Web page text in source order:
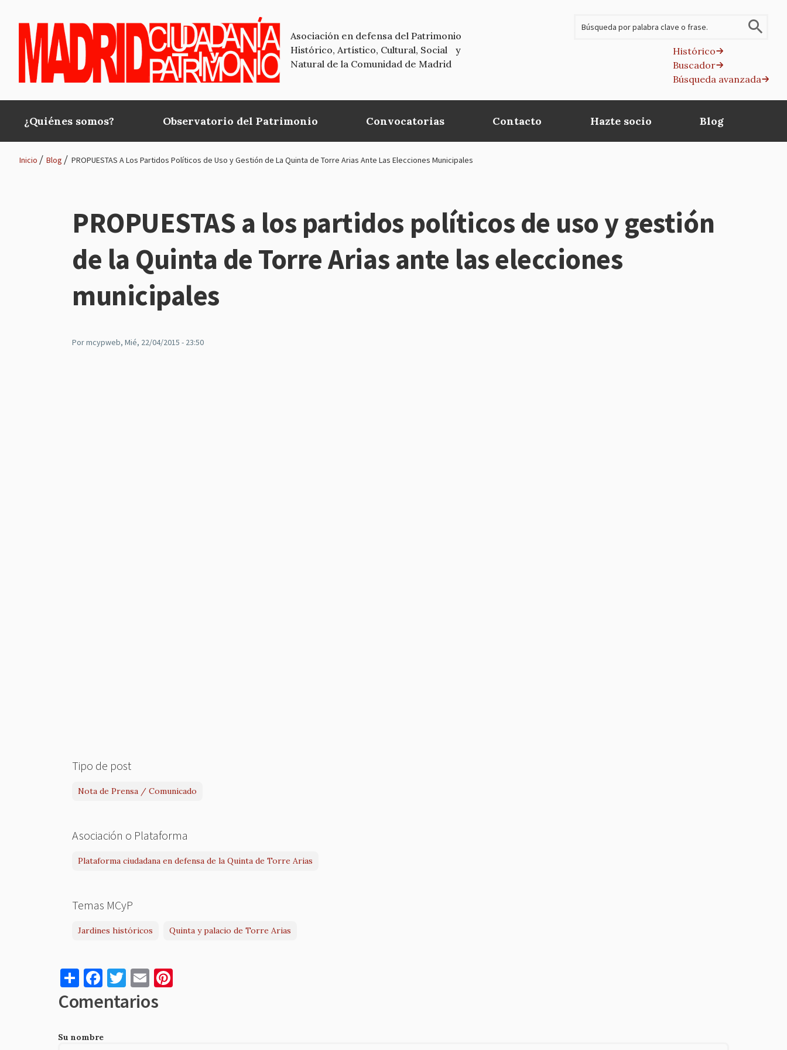
Asociación en defensa del Patrimonio
Histórico, Artístico, Cultural, Social y
Natural de la Comunidad de Madrid
Histórico
Buscador
Búsqueda avanzada
Main
navigation
¿Quiénes somos? Observatorio del Patrimonio Convocatorias Contacto Hazte socio Blog
navegación
Inicio Blog PROPUESTAS A Los Partidos Políticos de Uso y Gestión de La Quinta de Torre Arias Ante Las Elecciones Municipales
PROPUESTAS a los partidos políticos de uso y gestión
de la Quinta de Torre Arias ante las elecciones
municipales
Pormcypweb, Mié, 22/04/2015 - 23:50
Tipo de post
Nota de Prensa / Comunicado
Asociación o Plataforma
Plataforma ciudadana en defensa de la Quinta de Torre Arias
Temas MCyP
Jardines históricos Quinta y palacio de Torre Arias
S
h
ar
e
F
a
c
e
T
w
it
E
m
ai
Comentarios
Su nombre